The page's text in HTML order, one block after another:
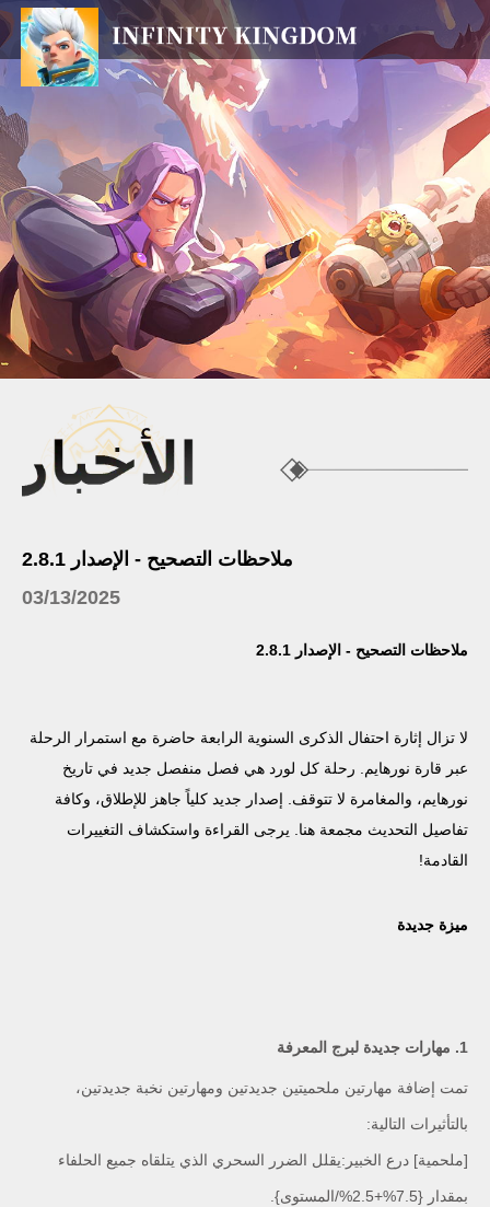
ملاحظات التصحيح - الإصدار 2.8.1
03/13/2025
ملاحظات التصحيح - الإصدار 2.8.1
لا تزال إثارة احتفال الذكرى السنوية الرابعة حاضرة مع استمرار الرحلة
عبر قارة نورهايم. رحلة كل لورد هي فصل منفصل جديد في تاريخ
نورهايم، والمغامرة لا تتوقف. إصدار جديد كلياً جاهز للإطلاق، وكافة
تفاصيل التحديث مجمعة هنا. يرجى القراءة واستكشاف التغييرات
القادمة!
ميزة جديدة
1. مهارات جديدة لبرج المعرفة
تمت إضافة مهارتين ملحميتين جديدتين ومهارتين نخبة جديدتين،
بالتأثيرات التالية:
[ملحمية] درع الخبير:يقلل الضرر السحري الذي يتلقاه جميع الحلفاء
بمقدار {7.5%+2.5%/المستوى}.